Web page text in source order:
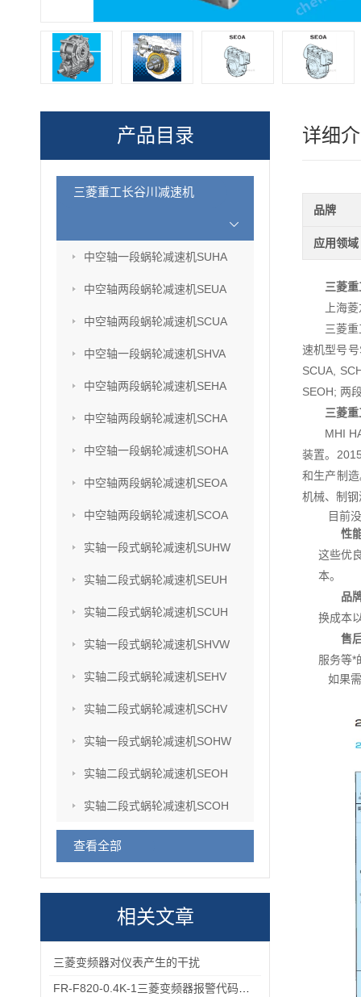
产品目录
三菱重工长谷川减速机
中空轴一段蜗轮减速机SUHA
中空轴两段蜗轮减速机SEUA
中空轴两段蜗轮减速机SCUA
中空轴一段蜗轮减速机SHVA
中空轴两段蜗轮减速机SEHA
中空轴两段蜗轮减速机SCHA
中空轴一段蜗轮减速机SOHA
中空轴两段蜗轮减速机SEOA
中空轴两段蜗轮减速机SCOA
实轴一段式蜗轮减速机SUHW
实轴二段式蜗轮减速机SEUH
实轴二段式蜗轮减速机SCUH
实轴一段式蜗轮减速机SHVW
实轴二段式蜗轮减速机SEHV
实轴二段式蜗轮减速机SCHV
实轴一段式蜗轮减速机SOHW
实轴二段式蜗轮减速机SEOH
实轴二段式蜗轮减速机SCOH
查看全部
相关文章
三菱变频器对仪表产生的干扰
详细
品牌
应用领域
三菱
上海
三菱
速机型号
SCUA,
SEOH; 两
三菱
MHI
装置。
和生产制
机械、制
目前
性
这些优
本。
品
换成本
售
服务等*
如果